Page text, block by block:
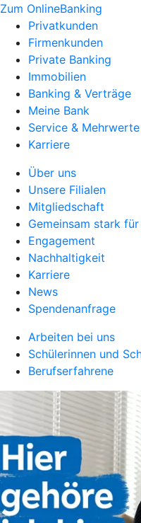
Zum OnlineBanking
Privatkunden
Firmenkunden
Private Banking
Immobilien
Banking & Verträge
Meine Bank
Service & Mehrwerte
Karriere
Über uns
Unsere Filialen
Mitgliedschaft
Gemeinsam stark
Engagement
Nachhaltigkeit
Karriere
News
Spendenanfrage
Arbeiten bei uns
Schülerinnen und
Berufserfahrene